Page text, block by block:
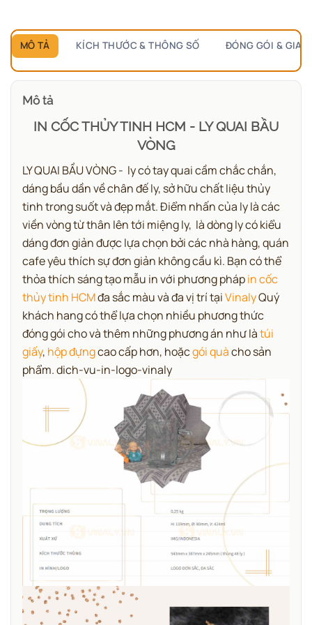
MÔ TẢ KÍCH THƯỚC & THÔNG SỐ ĐÓNG GÓI & GIAO
Mô tả
IN CỐC THỦY TINH HCM - LY QUAI BẦU
VÒNG
LY QUAI BẦU VÒNG - ly có tay quai cầm chắc chắn,
dáng bầu dần về chân đế ly, sở hữu chất liệu thủy
tinh trong suốt và đẹp mắt. Điểm nhấn của ly là các
viền vòng từ thân lên tới miệng ly, là dòng ly có kiểu
dáng đơn giản được lựa chọn bởi các nhà hàng, quán
cafe yêu thích sự đơn giản không cầu kì. Bạn có thể
thỏa thích sáng tạo mẫu in với phương phápin cốc
thủy tinh HCMđa sắc màu và đa vị trí tạiVinalyQuý
khách hang có thể lựa chọn nhiều phương thức
đóng gói cho và thêm những phương án như làtúi
giấy, hộp đựngcao cấp hơn, hoặcgói quàcho sản
phẩm. dich-vu-in-logo-vinaly